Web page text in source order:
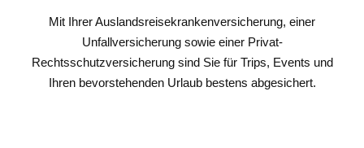
Mit Ihrer Auslandsreisekrankenversicherung, einer
Unfallversicherung sowie einer Privat-
Rechtsschutzversicherung sind Sie für Trips, Events und
Ihren bevorstehenden Urlaub bestens abgesichert.